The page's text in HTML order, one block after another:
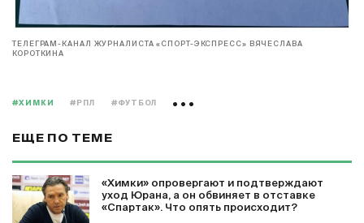
ТЕЛЕГРАМ-КАНАЛ ЖУРНАЛИСТА «СПОРТ-ЭКСПРЕСС» ВЯЧЕСЛАВА
КОРОТКИНА
#ХИМКИ #РПЛ #ФУТБОЛ
ЕЩЕ ПО ТЕМЕ
«Химки» опровергают и подтверждают
уход Юрана, а он обвиняет в отставке
«Спартак». Что опять происходит?